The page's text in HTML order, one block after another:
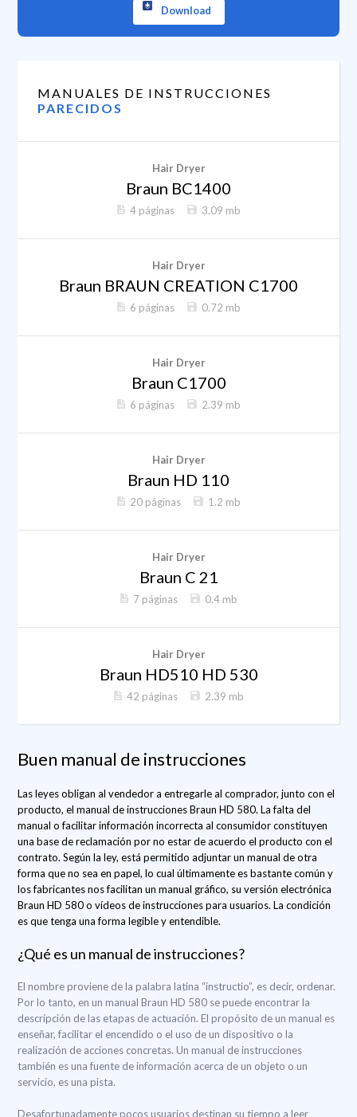
Download
MANUALES DE INSTRUCCIONES
PARECIDOS
Hair Dryer
Braun BC1400
4 páginas 3.09 mb
Hair Dryer
Braun BRAUN CREATION C1700
6 páginas 0.72 mb
Hair Dryer
Braun C1700
6 páginas 2.39 mb
Hair Dryer
Braun HD 110
20 páginas 1.2 mb
Hair Dryer
Braun C 21
7 páginas 0.4 mb
Hair Dryer
Braun HD510 HD 530
42 páginas 2.39 mb
Buen manual de instrucciones
Las leyes obligan al vendedor a entregarle al comprador, junto con el
producto, el manual de instrucciones Braun HD 580. La falta del
manual o facilitar información incorrecta al consumidor constituyen
una base de reclamación por no estar de acuerdo el producto con el
contrato. Según la ley, está permitido adjuntar un manual de otra
forma que no sea en papel, lo cual últimamente es bastante común y
los fabricantes nos facilitan un manual gráfico, su versión electrónica
Braun HD 580 o vídeos de instrucciones para usuarios. La condición
es que tenga una forma legible y entendible.
¿Qué es un manual de instrucciones?
El nombre proviene de la palabra latina “instructio”, es decir, ordenar.
Por lo tanto, en un manual Braun HD 580 se puede encontrar la
descripción de las etapas de actuación. El propósito de un manual es
enseñar, facilitar el encendido o el uso de un dispositivo o la
realización de acciones concretas. Un manual de instrucciones
también es una fuente de información acerca de un objeto o un
servicio, es una pista.
Desafortunadamente pocos usuarios destinan su tiempo a leer